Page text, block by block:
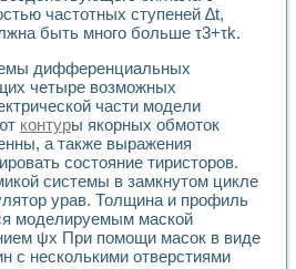
лаборатории по электротехнике
алгоритмы частотного анализа
учебного центра «Технологии
в магистерской программе «Прикладная
двигателей постоянного тока
стенд формирования
практикум по курсу ИИС на базе
отраслевые институты
частотных ступеней ∆t,
быть много больше τ3+τk.
дифференциальных
четыре возможных
части модели
контуры якорных обмоток
а также выражения
состояние тиристоров.
системы в замкнутом цикле
урав. Толщина и профиль
моделируемым маской
ψх При помощи масок в виде
с несколькими отверстиями